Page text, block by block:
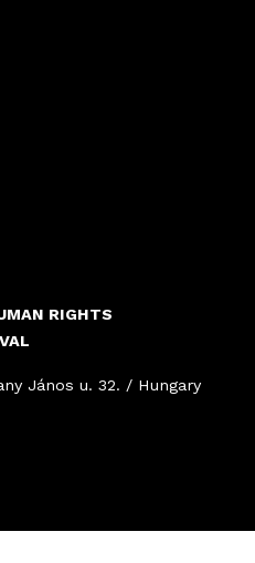
RIGHTS
János u. 32. / Hungary